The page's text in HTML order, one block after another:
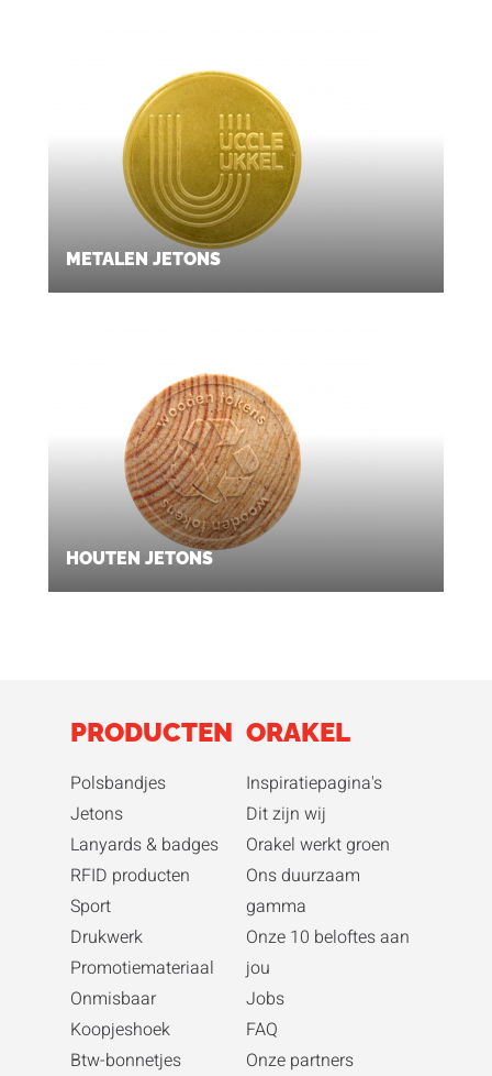
METALEN JETONS
HOUTEN JETONS
PRODUCTEN
Polsbandjes
Jetons
Lanyards & badges
RFID producten
Sport
Drukwerk
Promotiemateriaal
Onmisbaar
Koopjeshoek
Btw-bonnetjes
ORAKEL
Inspiratiepagina's
Dit zijn wij
Orakel werkt groen
Ons duurzaam
gamma
Onze 10 beloftes aan
jou
Jobs
FAQ
Onze partners